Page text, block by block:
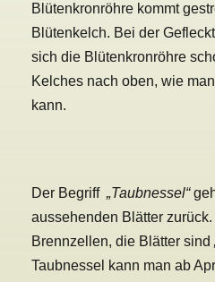
Blütenkronröhre kommt
Blütenkelch. Bei der
sich die Blütenkronröhre
Kelches nach oben, wie
kann.
Der Begriff „Taubnessel“
aussehenden Blätter
Brennzellen, die Blätter sind
Taubnessel kann man ab